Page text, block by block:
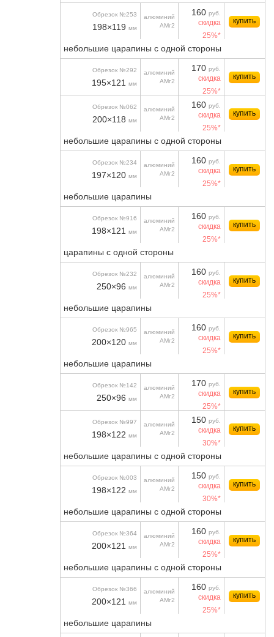
Обрезок №253
198×119 мм
алюминий
АМг2
160 руб.
скидка
25%*
купить
небольшие царапины с одной стороны
Обрезок №292
195×121 мм
алюминий
АМг2
170 руб.
скидка
25%*
купить
Обрезок №062
200×118 мм
алюминий
АМг2
160 руб.
скидка
25%*
купить
небольшие царапины с одной стороны
Обрезок №234
197×120 мм
алюминий
АМг2
160 руб.
скидка
25%*
купить
небольшие царапины
Обрезок №916
198×121 мм
алюминий
АМг2
160 руб.
скидка
25%*
купить
царапины с одной стороны
Обрезок №232
250×96 мм
алюминий
АМг2
160 руб.
скидка
25%*
купить
небольшие царапины
Обрезок №965
200×120 мм
алюминий
АМг2
160 руб.
скидка
25%*
купить
небольшие царапины
Обрезок №142
250×96 мм
алюминий
АМг2
170 руб.
скидка
25%*
купить
Обрезок №997
198×122 мм
алюминий
АМг2
150 руб.
скидка
30%*
купить
небольшие царапины с одной стороны
Обрезок №003
198×122 мм
алюминий
АМг2
150 руб.
скидка
30%*
купить
небольшие царапины с одной стороны
Обрезок №364
200×121 мм
алюминий
АМг2
160 руб.
скидка
25%*
купить
небольшие царапины с одной стороны
Обрезок №366
200×121 мм
алюминий
АМг2
160 руб.
скидка
25%*
купить
небольшие царапины